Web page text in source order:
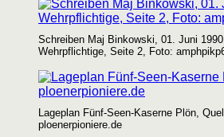
Schreiben Maj Binkowski, 01. Juni
Wehrpflichtige, Seite 2, Foto:
Lageplan Fünf-Seen-Kaserne Plön,
ploenerpioniere.de